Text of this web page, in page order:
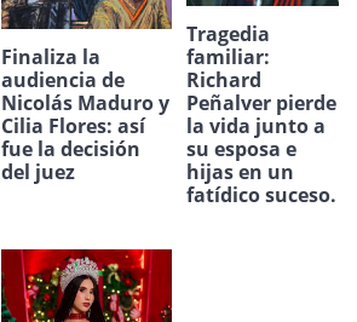
Finaliza la
audiencia de
Nicolás Maduro y
Cilia Flores: así
fue la decisión
del juez
Tragedia
familiar:
Richard
Peñalver pierde
la vida junto a
su esposa e
hijas en un
fatídico suceso.